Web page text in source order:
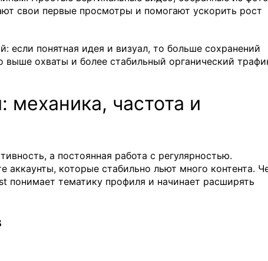
свои первые просмотры и помогают ускорить рост
если понятная идея и визуал, то больше сохранений
выше охваты и более стабильный органический
механика, частота и
а постоянная работа с регулярностью.
которые стабильно льют много контента.
понимает тематику профиля и начинает расширять